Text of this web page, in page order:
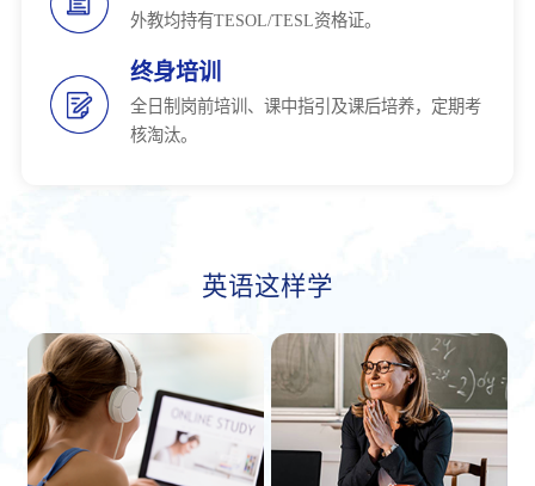
外教均持有TESOL/TESL资格证。
终身培训
全日制岗前培训、课中指引及课后培养，定期考
核淘汰。
英语这样学